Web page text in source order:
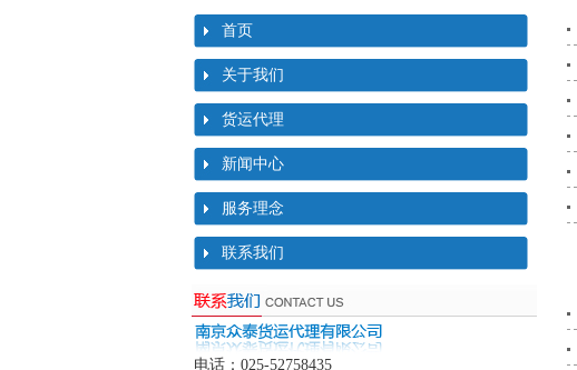
首页
关于我们
货运代理
新闻中心
服务理念
联系我们
电话：025-52758435